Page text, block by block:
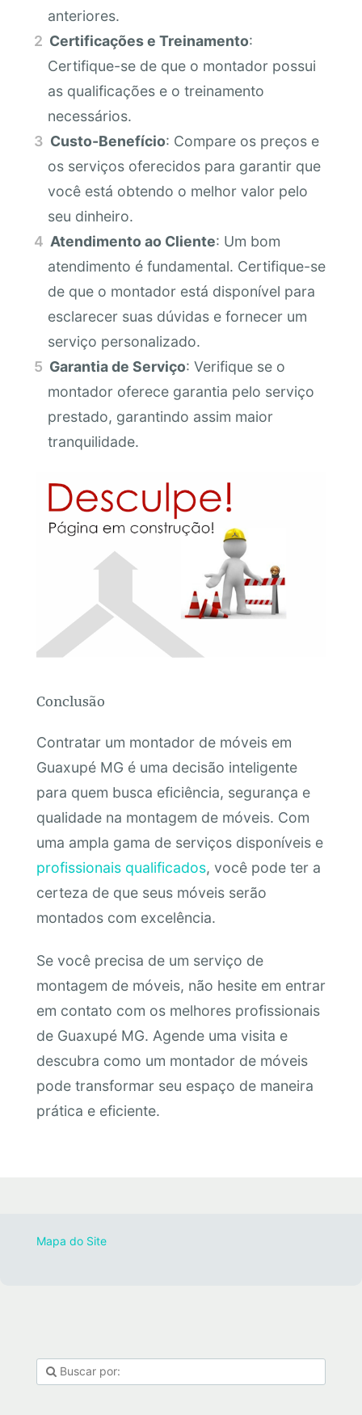
anteriores.
Certificações e Treinamento:
Certifique-se de que o montador possui
as qualificações e o treinamento
necessários.
Custo-Benefício: Compare os preços e
os serviços oferecidos para garantir que
você está obtendo o melhor valor pelo
seu dinheiro.
Atendimento ao Cliente: Um bom
atendimento é fundamental. Certifique-se
de que o montador está disponível para
esclarecer suas dúvidas e fornecer um
serviço personalizado.
Garantia de Serviço: Verifique se o
montador oferece garantia pelo serviço
prestado, garantindo assim maior
tranquilidade.
Conclusão
Contratar um montador de móveis em
Guaxupé MG é uma decisão inteligente
para quem busca eficiência, segurança e
qualidade na montagem de móveis. Com
uma ampla gama de serviços disponíveis e
profissionais qualificados, você pode ter a
certeza de que seus móveis serão
montados com excelência.
Se você precisa de um serviço de
montagem de móveis, não hesite em entrar
em contato com os melhores profissionais
de Guaxupé MG. Agende uma visita e
descubra como um montador de móveis
pode transformar seu espaço de maneira
prática e eficiente.
Mapa do Site